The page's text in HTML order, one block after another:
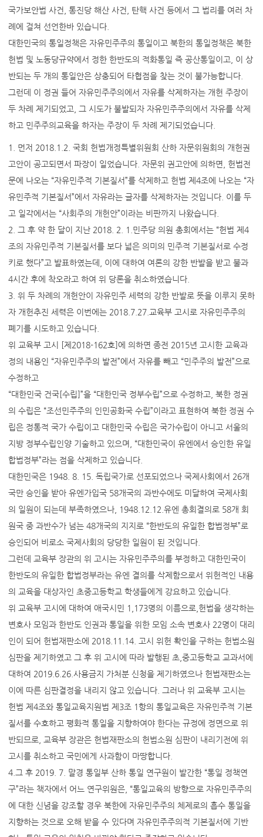
국가보안법 사건, 통진당 해산 사건, 탄핵 사건 등에서 그 법리를 여러 차
례에 걸쳐 선언한바 있습니다.
대한민국의 통일정책은 자유민주주의 통일이고 북한의 통일정책은 북한
헌법 및 노동당규약에서 정한 한반도의 적화통일 즉 공산통일이고, 이 상
반되는 두 개의 통일안은 상충되어 타협점을 찾는 것이 불가능합니다.
그런데 이 정권 들어 자유민주주의에서 자유를 삭제하자는 개헌 주장이
두 차례 제기되었고, 그 시도가 불발되자 자유민주주의에서 자유를 삭제
하고 민주주의교육을 하자는 주장이 두 차례 제기되었습니다.
1. 먼저 2018.1.2. 국회 헌법개정특별위원회 산하 자문위원회의 개헌권
고안이 공고되면서 파장이 일었습니다. 자문위 권고안에 의하면, 헌법전
문에 나오는 “자유민주적 기본질서”를 삭제하고 헌법 제4조에 나오는 “자
유민주적 기본질서”에서 자유라는 글자를 삭제하자는 것입니다. 이를 두
고 일각에서는 “사회주의 개헌안”이라는 비판까지 나왔습니다.
2. 그 후 약 한 달이 지난 2018. 2. 1.민주당 의원 총회에서는 “헌법 제4
조의 자유민주적 기본질서를 보다 넓은 의미의 민주적 기본질서로 수정
키로 했다”고 발표하였는데, 이에 대하여 여론의 강한 반발을 받고 불과
4시간 후에 착오라고 하여 위 당론을 취소하였습니다.
3. 위 두 차례의 개헌안이 자유민주 세력의 강한 반발로 뜻을 이루지 못하
자 개헌추진 세력은 이번에는 2018.7.27.교육부 고시로 자유민주주의
폐기를 시도하고 있습니다.
위 교육부 고시 [제2018-162호]에 의하면 종전 2015년 고시한 교육과
정의 내용인 “자유민주주의 발전”에서 자유를 빼고 “민주주의 발전”으로
수정하고
“대한민국 건국[수립]”을 “대한민국 정부수립”으로 수정하고, 북한 정권
의 수립은 “조선민주주의 인민공화국 수립”이라고 표현하여 북한 정권 수
립은 정통적 국가 수립이고 대한민국 수립은 국가수립이 아니고 서울의
지방 정부수립인양 기술하고 있으며, “대한민국이 유엔에서 승인한 유일
합법정부”라는 점을 삭제하고 있습니다.
대한민국은 1948. 8. 15. 독립국가로 선포되었으나 국제사회에서 26개
국만 승인을 받아 유엔가입국 58개국의 과반수에도 미달하여 국제사회
의 일원이 되는데 부족하였으나, 1948.12.12.유엔 총회결의로 58개 회
원국 중 과반수가 넘는 48개국의 지지로 “한반도의 유일한 합법정부”로
승인되어 비로소 국제사회의 당당한 일원이 된 것입니다.
그런데 교육부 장관의 위 고시는 자유민주주의를 부정하고 대한민국이
한반도의 유일한 합법정부라는 유엔 결의를 삭제함으로서 위헌적인 내용
의 교육을 대상자인 초중고등학교 학생들에게 강요하고 있습니다.
위 교육부 고시에 대하여 애국시민 1,173명의 이름으로,헌법을 생각하는
변호사 모임과 한반도 인권과 통일을 위한 모임 소속 변호사 22명이 대리
인이 되어 헌법재판소에 2018.11.14. 고시 위헌 확인을 구하는 헌법소원
심판을 제기하였고 그 후 위 고시에 따라 발행된 초,중고등학교 교과서에
대하여 2019.6.26.사용금지 가처분 신청을 제기하였으나 헌법재판소는
이에 따른 심판결정을 내리지 않고 있습니다. 그러나 위 교육부 고시는
헌법 제4조와 통일교육지원법 제3조 1항의 통일교육은 자유민주적 기본
질서를 수호하고 평화적 통일을 지향하여야 한다는 규정에 정면으로 위
반되므로, 교육부 장관은 헌법재판소의 헌법소원 심판이 내리기전에 위
고시를 취소하고 국민에게 사과함이 마땅합니다.
4.그 후 2019. 7. 말경 통일부 산하 통일 연구원이 발간한 “통일 정책연
구”라는 책자에서 어느 연구위원은, “통일교육의 방향으로 자유민주주의
에 대한 신념을 강조할 경우 북한에 자유민주주의 체제로의 흡수 통일을
지향하는 것으로 오해 받을 수 있다며 자유민주주의적 기본질서에 기반